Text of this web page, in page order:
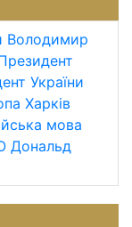
Володимир
України
Харків
мова
Дональд